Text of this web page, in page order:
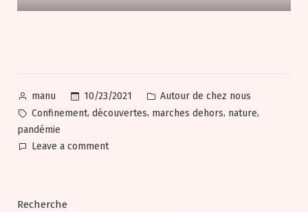
Posted
by
manu 10/23/2021
Posted
in
Autour de chez nous
Tags:
Confinement, découvertes, marches dehors, nature,
pandémie
Leave a commenton
Recherche